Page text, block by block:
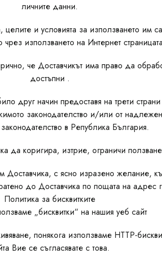
личните данни.
и условията за използването им
използването на Интернет
че Доставчикът има право да
достъпни .
друг начин предоставя на трети
законодателство и/или от
в Република България.
да коригира, изтрие, ограничи
с ясно изразено желание,
до Доставчика по пощата на
Политика за бисквитките
„бисквитки“ на нашия уеб сайт
понякога използваме HTTP-
Вие се съгласявате с това.